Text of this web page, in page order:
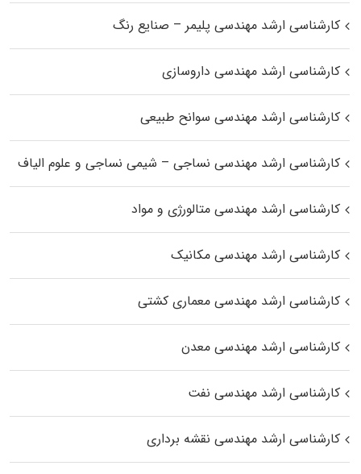
کارشناسی ارشد مهندسی پلیمر – صنایع رنگ
کارشناسی ارشد مهندسی داروسازی
کارشناسی ارشد مهندسی سوانح طبیعی
کارشناسی ارشد مهندسی نساجی – شیمی نساجی و علوم الیاف
کارشناسی ارشد مهندسی متالورژی و مواد
کارشناسی ارشد مهندسی مکانیک
کارشناسی ارشد مهندسی معماری کشتی
کارشناسی ارشد مهندسی معدن
کارشناسی ارشد مهندسی نفت
کارشناسی ارشد مهندسی نقشه برداری